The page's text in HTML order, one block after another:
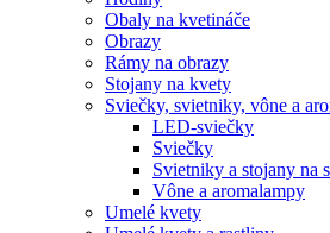
Obaly na kvetináče
Obrazy
Rámy na obrazy
Stojany na kvety
Sviečky, svietniky, vône a
LED-sviečky
Sviečky
Svietniky a stojany na
Vône a aromalampy
Umelé kvety